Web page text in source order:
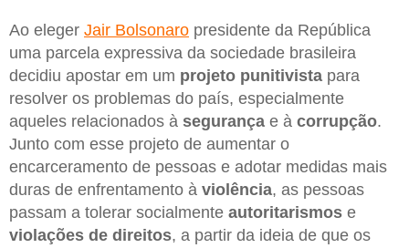
Ao eleger Jair Bolsonaro presidente da República
uma parcela expressiva da sociedade brasileira
decidiu apostar em um projeto punitivista para
resolver os problemas do país, especialmente
aqueles relacionados à segurança e à corrupção.
Junto com esse projeto de aumentar o
encarceramento de pessoas e adotar medidas mais
duras de enfrentamento à violência, as pessoas
passam a tolerar socialmente autoritarismos e
violações de direitos, a partir da ideia de que os